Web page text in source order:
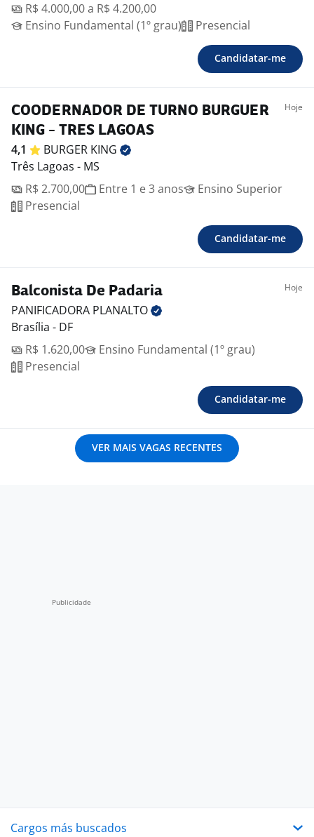
R$ 4.000,00 a R$ 4.200,00
Ensino Fundamental (1º grau)
Presencial
Candidatar-me
COODERNADOR DE TURNO BURGUER
KING - TRES LAGOAS
Hoje
4,1 BURGER KING
Três Lagoas - MS
R$ 2.700,00
Entre 1 e 3 anos
Ensino Superior
Presencial
Candidatar-me
Balconista De Padaria Hoje
PANIFICADORA PLANALTO
Brasília - DF
R$ 1.620,00
Ensino Fundamental (1º grau)
Presencial
Candidatar-me
VER MAIS VAGAS RECENTES
Cargos más buscados